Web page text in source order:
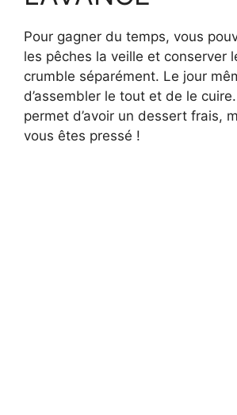
Pour gagner du temps, vous
les pêches la veille et conserver
crumble séparément. Le jour
d’assembler le tout et de le
permet d’avoir un dessert frais,
vous êtes pressé !